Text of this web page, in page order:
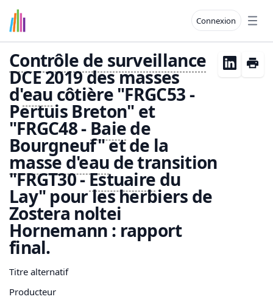
Connexion
Contrôle de surveillance
DCE 2019 des masses
d'eau côtière "FRGC53 -
Pertuis Breton" et
"FRGC48 - Baiede
Bourgneuf" et de la
masse d'eau de transition
"FRGT30 -Estuaire du
Lay" pour les herbiers de
Zostera noltei
Hornemann : rapport
final.
Titre alternatif
Producteur